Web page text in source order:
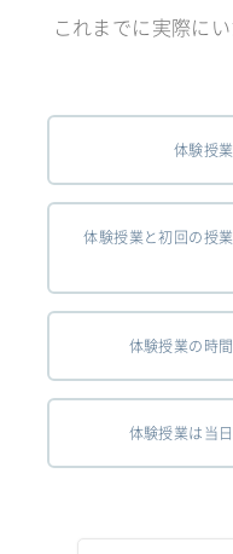
これまでに実際に
体験授
体験授業と初回の授
体験授業の時
体験授業は当